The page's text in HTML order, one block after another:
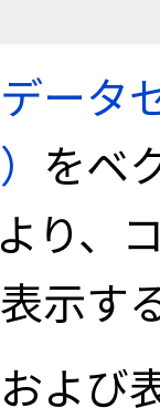
ータ
をベ
り、
示す
よび